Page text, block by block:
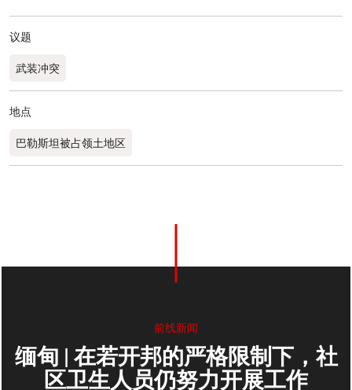
议题
武装冲突
地点
巴勒斯坦被占领土地区
前线新闻
缅甸 | 在若开邦的严格限制下，社
区卫生人员仍努力开展工作